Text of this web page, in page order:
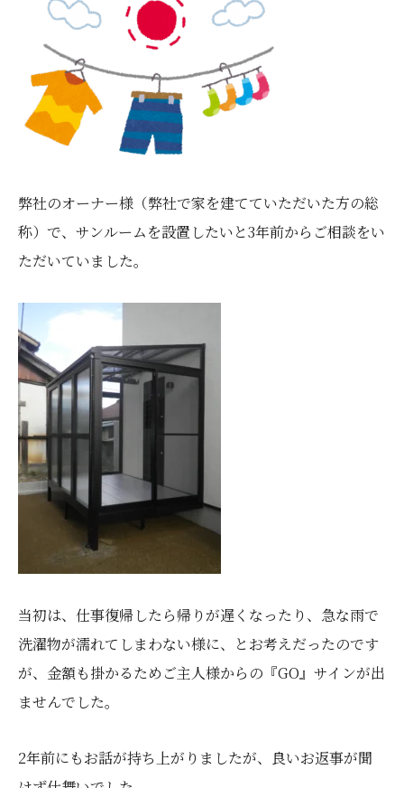
弊社のオーナー様（弊社で家を建てていただいた方の総
称）で、サンルームを設置したいと3年前からご相談をい
ただいていました。
当初は、仕事復帰したら帰りが遅くなったり、急な雨で
洗濯物が濡れてしまわない様に、とお考えだったのです
が、金額も掛かるためご主人様からの『GO』サインが出
ませんでした。
2年前にもお話が持ち上がりましたが、良いお返事が聞